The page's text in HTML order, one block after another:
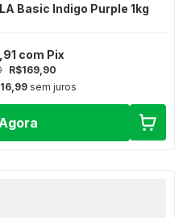
Basic Indigo Purple 1kg
R$169,90
com Pix
sem juros